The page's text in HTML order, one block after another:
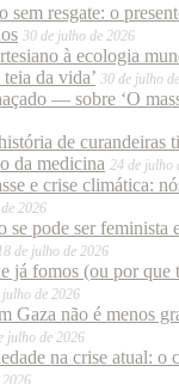
sem resgate: o
30 de julho de 2026
à ecologia
da vida’ 30 de julho
— sobre ‘O
de curandeiras
da medicina 24 de julho
e crise climática:
2026
se pode ser feminista
18 de julho de 2026
já fomos (ou por que
julho de 2026
Gaza não é menos
julho de 2026
na crise atual: o
2026